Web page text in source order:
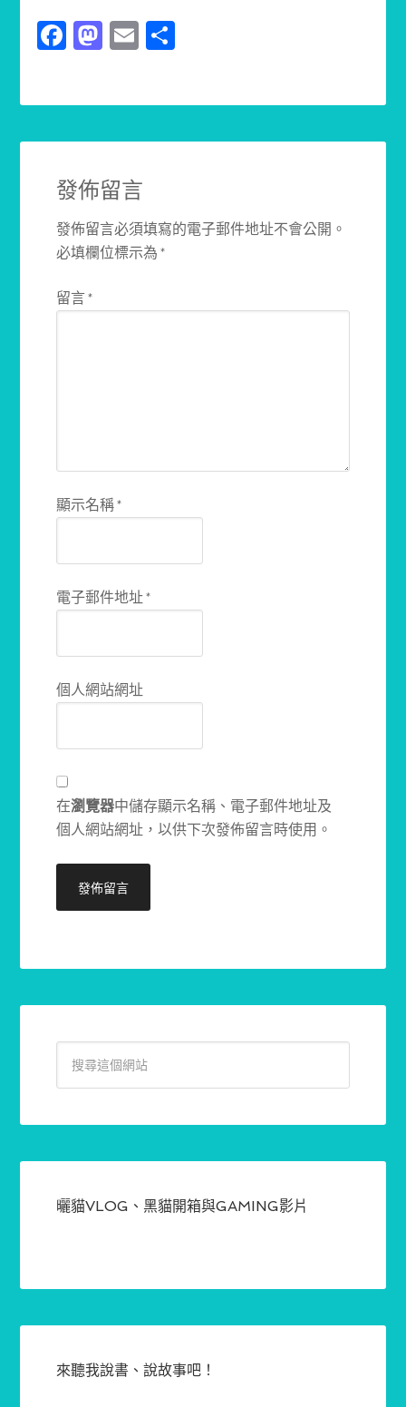
Facebook
Mastodon
Email
發佈留言
發佈留言必須填寫的電子郵件地址不會公開。
必填欄位標示為*
留言*
顯示名稱*
電子郵件地址*
個人網站網址
在瀏覽器中儲存顯示名稱、電子郵件地址及
個人網站網址，以供下次發佈留言時使用。
曬貓VLOG、黑貓開箱與GAMING影片
來聽我說書、說故事吧！